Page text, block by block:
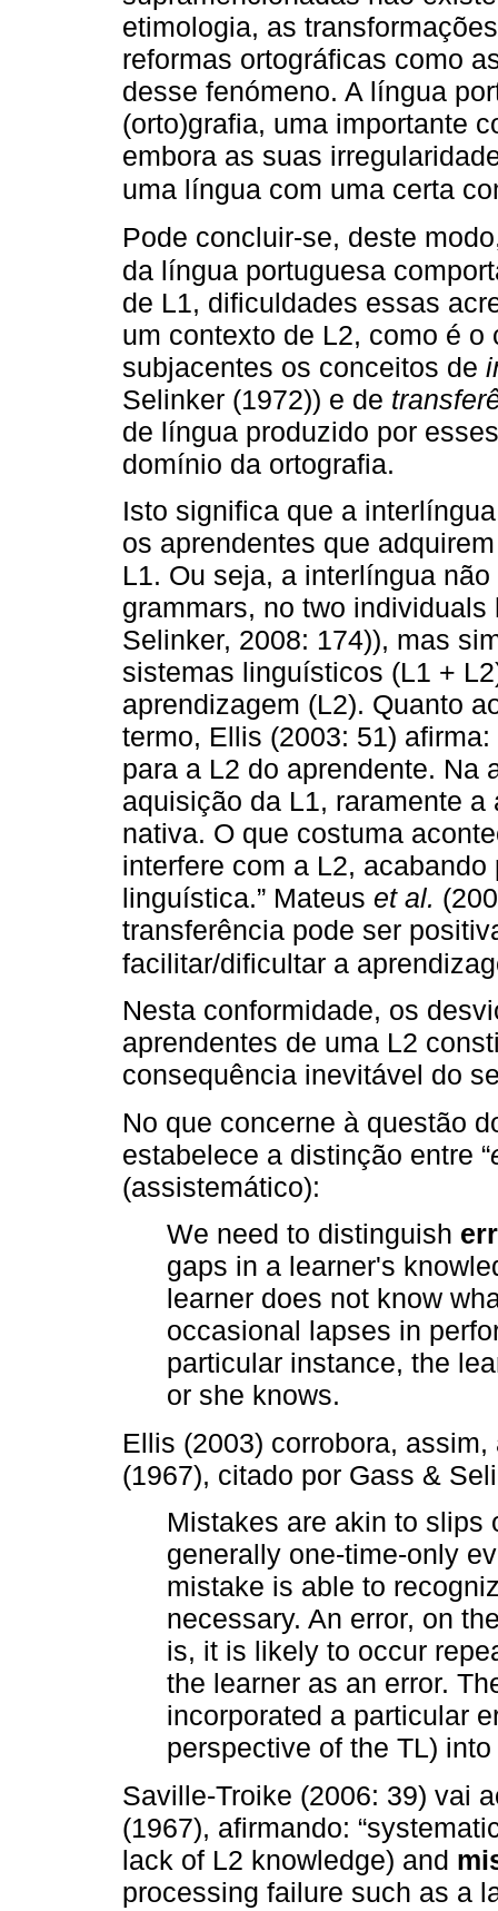
etimologia, as
reformas ortográficas como
desse fenómeno. A língua
(orto)grafia, uma importante
embora as suas
uma língua com uma certa
Pode concluir-se, deste
da língua portuguesa
de L1, dificuldades essas
um contexto de L2, como é
subjacentes os conceitos de
Selinker (1972)) e de
de língua produzido por
domínio da ortografia.
Isto significa que a
os aprendentes que
L1. Ou seja, a interlíngua
grammars, no two individuals
Selinker, 2008: 174)), mas
sistemas linguísticos (L1 +
aprendizagem (L2). Quanto
termo, Ellis (2003: 51) afirma:
para a L2 do aprendente. Na
aquisição da L1, raramente
nativa. O que costuma
interfere com a L2,
linguística.” Mateus et al.
transferência pode ser
facilitar/dificultar a
Nesta conformidade, os
aprendentes de uma L2
consequência inevitável do
No que concerne à questão
estabelece a distinção entre “
(assistemático):
We need to distinguish
gaps in a learner's
learner does not know
occasional lapses in
particular instance, the
or she knows.
Ellis (2003) corrobora,
(1967), citado por Gass &
Mistakes are akin to slips
generally one-time-only
mistake is able to
necessary. An error, on
is, it is likely to occur
the learner as an error.
incorporated a particular
perspective of the TL)
Saville-Troike (2006: 39) vai
(1967), afirmando:
lack of L2 knowledge) and
processing failure such as a